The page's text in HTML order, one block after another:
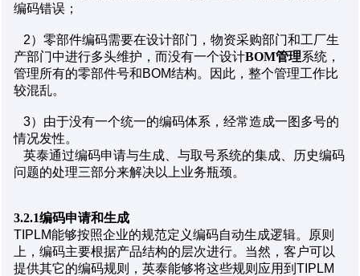
编码错误；
2）零部件编码需要在设计部门，物资采购部门和工厂生
产部门中进行多头维护，而没有一个设计BOM管理系统，
管理所有的零部件号和BOM结构。因此，整个管理工作比
较混乱。
3）由于没有一个统一的编码体系，经常造成一图多号的
情况发性。
英泰通过编码申请与生成、与取号系统的集成、历史编码
问题的处理三部分来解决以上业务瓶颈。
3.2.1编码申请和生成
TIPLM能够按照企业的规范定义编码自动生成逻辑。原则
上，编码主要根据产品结构的层次进行。当然，客户可以
提供其它的编码规则，英泰能够将这些规则应用到TIPLM